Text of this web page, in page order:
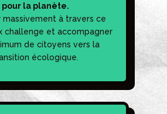
pour la planète.
massivement à travers ce
challenge et accompagner
de citoyens vers la
écologique.